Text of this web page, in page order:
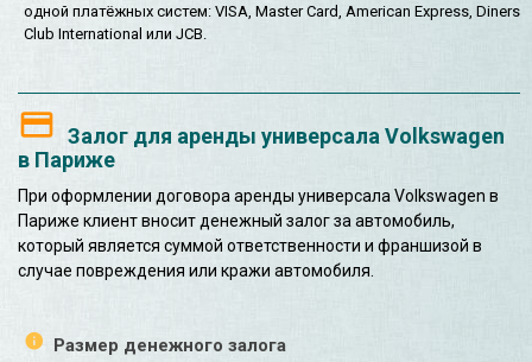
одной платёжных систем: VISA, Master Card, American Express, Diners
Club International или JCB.
Залог для аренды универсала Volkswagen
в Париже
При оформлении договора аренды универсала Volkswagen в
Париже клиент вносит денежный залог за автомобиль,
который является суммой ответственности и франшизой в
случае повреждения или кражи автомобиля.
Размер денежного залога